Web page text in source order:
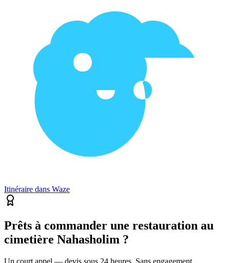
Itinéraire dans Waze
Prêts à commander une restauration au
cimetière Nahasholim ?